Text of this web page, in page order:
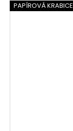
PAPÍROVÁ KRABICE